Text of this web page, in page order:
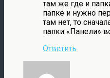
там же где и
папке и нужно
там нет, то
папки «Панели»
Ответить